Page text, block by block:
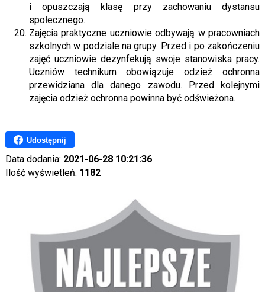
i opuszczają klasę przy zachowaniu dystansu
społecznego.
Zajęcia praktyczne uczniowie odbywają w pracowniach
szkolnych w podziale na grupy. Przed i po zakończeniu
zajęć uczniowie dezynfekują swoje stanowiska pracy.
Uczniów technikum obowiązuje odzież ochronna
przewidziana dla danego zawodu. Przed kolejnymi
zajęcia odzież ochronna powinna być odświeżona.
Udostępnij
Data dodania: 2021-06-28 10:21:36
Ilość wyświetleń: 1182